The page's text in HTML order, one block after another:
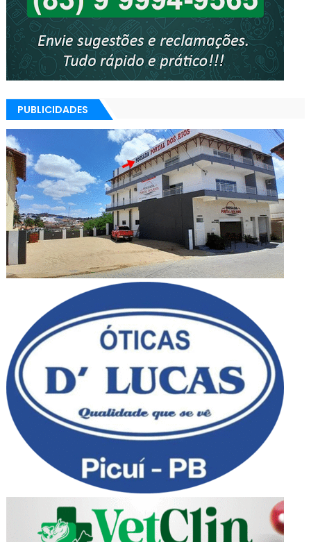
PUBLICIDADES